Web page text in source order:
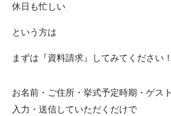
休日も忙しい
という方は
まずは『資料請求』してみてください！
お名前・ご住所・挙式予定時期・ゲス
入力・送信していただくだけで